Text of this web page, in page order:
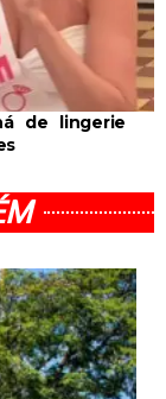
de lingerie